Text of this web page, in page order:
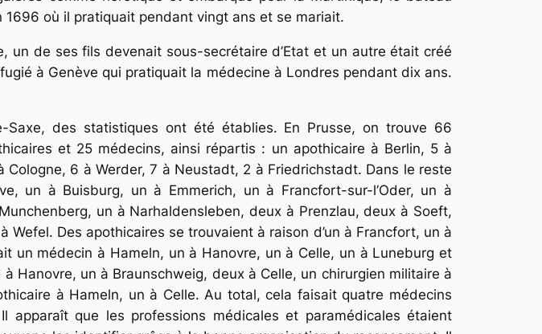
1696 où il pratiquait pendant vingt ans et se mariait.
un de ses fils devenait sous-secrétaire d’Etat et un autre était créé
à Genève qui pratiquait la médecine à Londres pendant dix ans.
des statis­tiques ont été établies. En Prusse, on trouve 66
et 25 médecins, ainsi répartis : un apothicaire à Berlin, 5 à
6 à Werder, 7 à Neustadt, 2 à Friedrichstadt. Dans le reste
un à Buisburg, un à Emmerich, un à Francfort-sur-l’Oder, un à
un à Narhaldensleben, deux à Prenzlau, deux à Soeft,
Des apothicaires se trouvaient à raison d’un à Francfort, un à
un médecin à Hameln, un à Hanovre, un à Celle, un à Luneburg et
Hanovre, un à Braunschweig, deux à Celle, un chirurgien militaire à
à Hameln, un à Celle. Au total, cela faisait quatre médecins
que les professions médicales et paramédicales étaient